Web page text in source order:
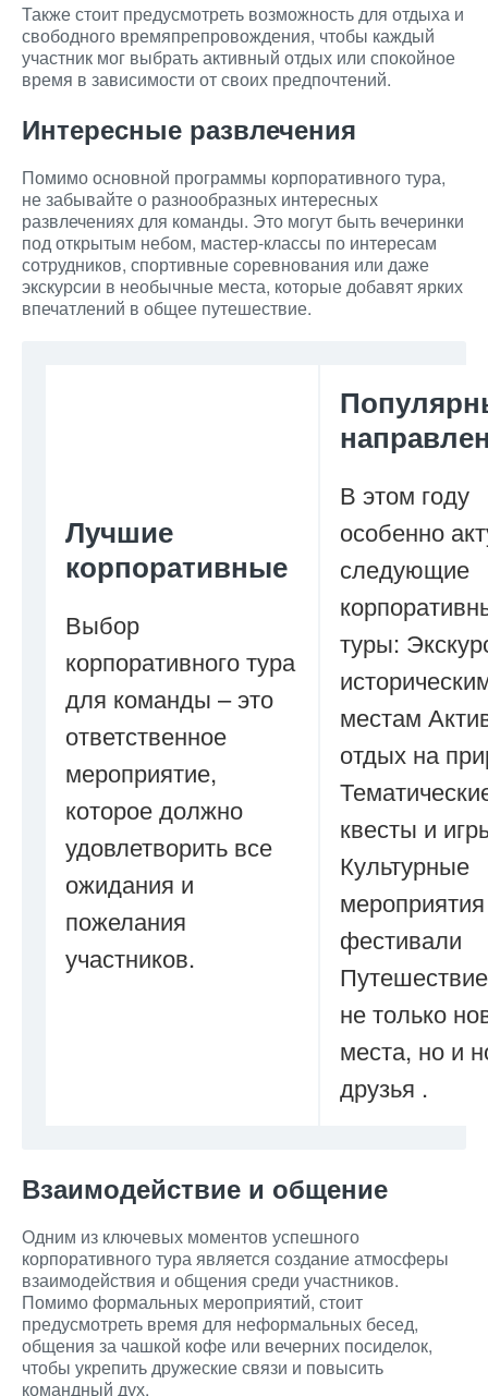
Также стоит предусмотреть возможность для отдыха и
свободного времяпрепровождения, чтобы каждый
участник мог выбрать активный отдых или спокойное
время в зависимости от своих предпочтений.
Интересные развлечения
Помимо основной программы корпоративного тура,
не забывайте о разнообразных интересных
развлечениях для команды. Это могут быть вечеринки
под открытым небом, мастер-классы по интересам
сотрудников, спортивные соревнования или даже
экскурсии в необычные места, которые добавят ярких
впечатлений в общее путешествие.
Лучшие
корпоративные
Выбор
корпоративного тура
для команды – это
ответственное
мероприятие,
которое должно
удовлетворить все
ожидания и
пожелания
участников.
В этом году
особенно
следующие
туры:
местам
отдых на
квесты и
Культурные
фестивали
не только
места, но и
друзья .
Взаимодействие и общение
Одним из ключевых моментов успешного
корпоративного тура является создание атмосферы
взаимодействия и общения среди участников.
Помимо формальных мероприятий, стоит
предусмотреть время для неформальных бесед,
общения за чашкой кофе или вечерних посиделок,
чтобы укрепить дружеские связи и повысить
командный дух.